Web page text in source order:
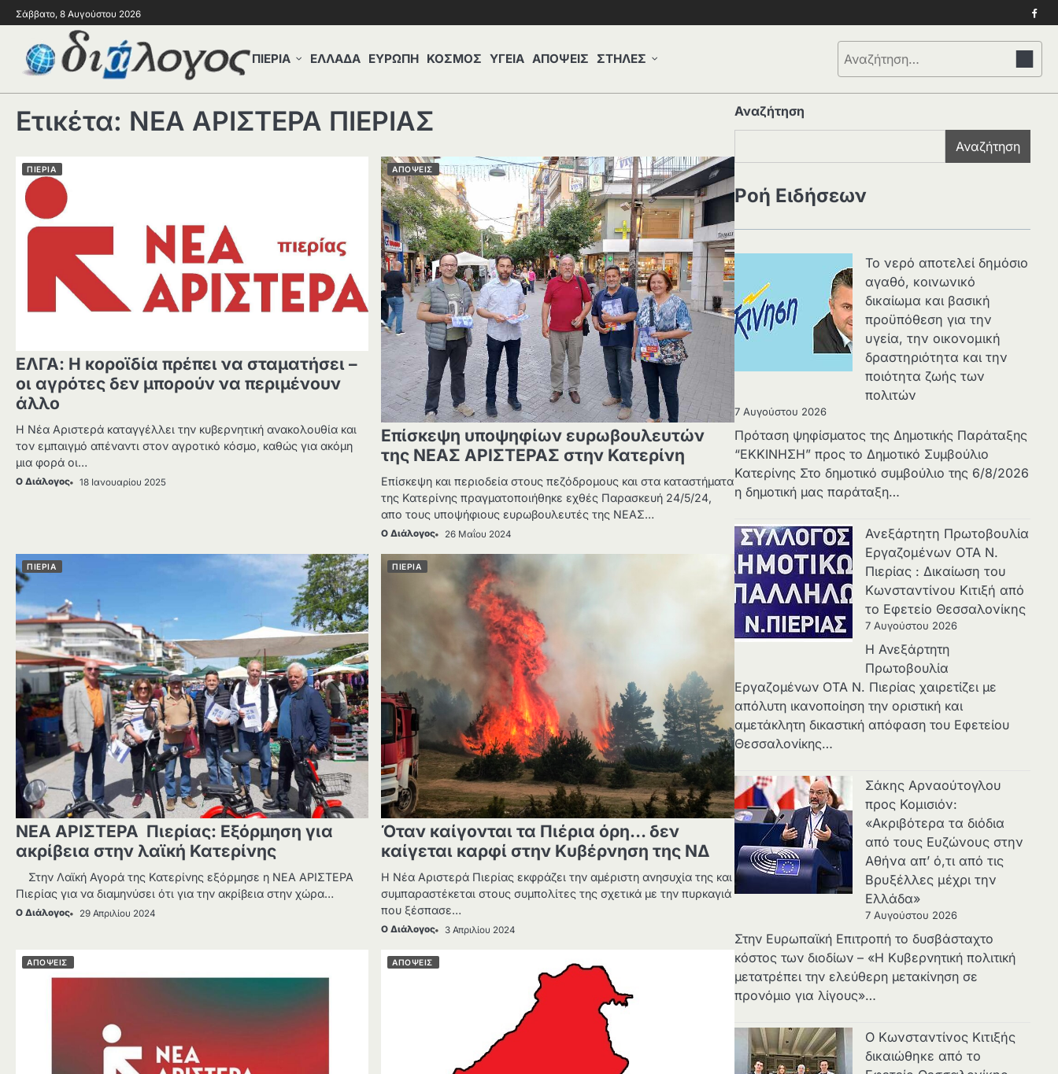
Σάββατο, 8 Αυγούστου 2026
ΠΙΕΡΙΑ ΕΛΛΑΔΑ ΕΥΡΩΠΗ ΚΟΣΜΟΣ ΥΓΕΙΑ ΑΠΟΨΕΙΣ ΣΤΗΛΕΣ
Αναζήτηση
για:
Ετικέτα: ΝΕΑ ΑΡΙΣΤΕΡΑ ΠΙΕΡΙΑΣ
ΠΙΕΡΙΑ
ΕΛΓΑ: Η κοροϊδία πρέπει να σταματήσει –
οι αγρότες δεν μπορούν να περιμένουν
άλλο
Η Νέα Αριστερά καταγγέλλει την κυβερνητική ανακολουθία και
τον εμπαιγμό απέναντι στον αγροτικό κόσμο, καθώς για ακόμη
μια φορά οι…
Ο Διάλογος 18 Ιανουαρίου 2025
ΑΠΟΨΕΙΣ
Επίσκεψη υποψηφίων ευρωβουλευτών
της ΝΕΑΣ ΑΡΙΣΤΕΡΑΣ στην Κατερίνη
Επίσκεψη και περιοδεία στους πεζόδρομους και στα καταστήματα
της Κατερίνης πραγματοποιήθηκε εχθές Παρασκευή 24/5/24,
απο τους υποψήφιους ευρωβουλευτές της ΝΕΑΣ…
Ο Διάλογος 26 Μαΐου 2024
ΠΙΕΡΙΑ
ΝΕΑ ΑΡΙΣΤΕΡΑ Πιερίας: Εξόρμηση για
ακρίβεια στην λαϊκή Κατερίνης
Στην Λαϊκή Αγορά της Κατερίνης εξόρμησε η ΝΕΑ ΑΡΙΣΤΕΡΑ
Πιερίας για να διαμηνύσει ότι για την ακρίβεια στην χώρα…
Ο Διάλογος 29 Απριλίου 2024
ΠΙΕΡΙΑ
Όταν καίγονται τα Πιέρια όρη… δεν
καίγεται καρφί στην Κυβέρνηση της ΝΔ
Η Νέα Αριστερά Πιερίας εκφράζει την αμέριστη ανησυχία της και
συμπαραστέκεται στους συμπολίτες της σχετικά με την πυρκαγιά
που ξέσπασε…
Ο Διάλογος 3 Απριλίου 2024
ΑΠΟΨΕΙΣ ΑΠΟΨΕΙΣ
Αναζήτηση
Αναζήτηση
Ροή Ειδήσεων
Το νερό αποτελεί δημόσιο
αγαθό, κοινωνικό
δικαίωμα και βασική
προϋπόθεση για την
υγεία, την οικονομική
δραστηριότητα και την
ποιότητα ζωής των
πολιτών
7 Αυγούστου 2026
Πρόταση ψηφίσματος της Δημοτικής Παράταξης
“ΕΚΚΙΝΗΣΗ” προς το Δημοτικό Συμβούλιο
Κατερίνης Στο δημοτικό συμβούλιο της 6/8/2026
η δημοτική μας παράταξη…
Ανεξάρτητη Πρωτοβουλία
Εργαζομένων ΟΤΑ Ν.
Πιερίας : Δικαίωση του
Κωνσταντίνου Κιτιξή από
το Εφετείο Θεσσαλονίκης
7 Αυγούστου 2026
Η Ανεξάρτητη
Πρωτοβουλία
Εργαζομένων ΟΤΑ Ν. Πιερίας χαιρετίζει με
απόλυτη ικανοποίηση την οριστική και
αμετάκλητη δικαστική απόφαση του Εφετείου
Θεσσαλονίκης…
Σάκης Αρναούτογλου
προς Κομισιόν:
«Ακριβότερα τα διόδια
από τους Ευζώνους στην
Αθήνα απ’ ό,τι από τις
Βρυξέλλες μέχρι την
Ελλάδα»
7 Αυγούστου 2026
Στην Ευρωπαϊκή Επιτροπή το δυσβάσταχτο
κόστος των διοδίων – «Η Κυβερνητική πολιτική
μετατρέπει την ελεύθερη μετακίνηση σε
προνόμιο για λίγους»…
Ο Κωνσταντίνος Κιτιξής
δικαιώθηκε από το